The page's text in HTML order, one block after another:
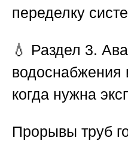
переделку
💧 Раздел 3.
водоснабжения
когда нужна
Прорывы труб